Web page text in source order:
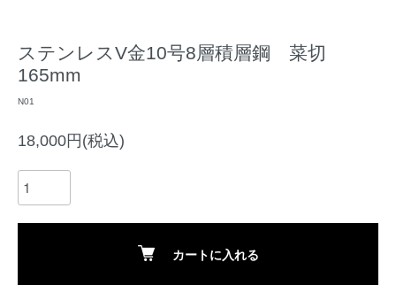
ステンレスV金10号8層積層鋼 菜切
165mm
N01
18,000円(税込)
カートに入れる